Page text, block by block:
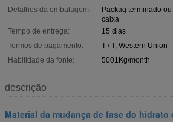
Detalhes da embalagem:
Packag terminado
caixa
Tempo de entrega:
15 dias
Termos de pagamento:
T / T, Western Union
Habilidade da fonte:
5001Kg/month
descrição
Material da mudança de fase do hidrato